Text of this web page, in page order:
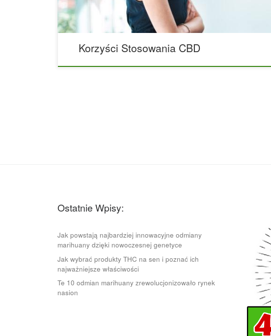
Korzyści Stosowania CBD
Ostatnie Wpisy:
Jak powstają najbardziej innowacyjne odmiany
marihuany dzięki nowoczesnej genetyce
Jak wybrać produkty THC na sen i poznać ich
najważniejsze właściwości
Te 10 odmian marihuany zrewolucjonizowało rynek
nasion